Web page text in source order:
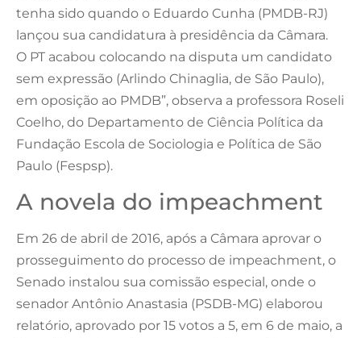
tenha sido quando o Eduardo Cunha (PMDB-RJ)
lançou sua candidatura à presidência da Câmara.
O PT acabou colocando na disputa um candidato
sem expressão (Arlindo Chinaglia, de São Paulo),
em oposição ao PMDB”, observa a professora Roseli
Coelho, do Departamento de Ciência Política da
Fundação Escola de Sociologia e Política de São
Paulo (Fespsp).
A novela do impeachment
Em 26 de abril de 2016, após a Câmara aprovar o
prosseguimento do processo de impeachment, o
Senado instalou sua comissão especial, onde o
senador Antônio Anastasia (PSDB-MG) elaborou
relatório, aprovado por 15 votos a 5, em 6 de maio, a